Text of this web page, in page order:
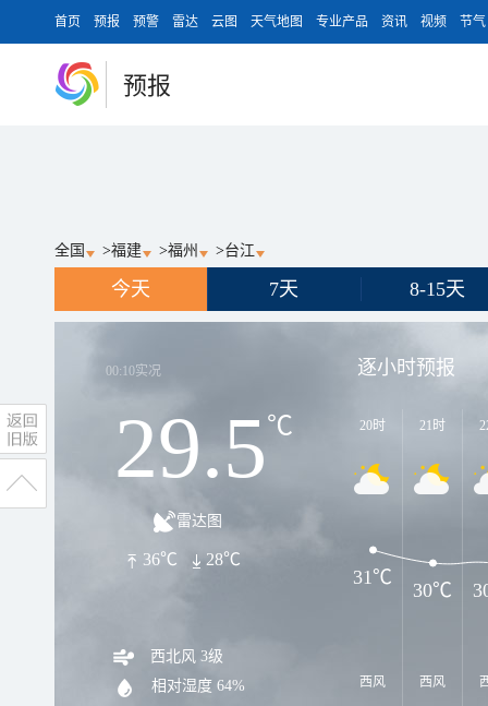
首页 预报 预警 雷达 云图 天气地图 专业产品 资讯 视频 节气
预报
全国 >福建 >福州 >台江
今天 7天 8-15天
00:10实况
29.5℃
雷达图
36℃ 28℃
西北风 3级
相对湿度 64%
逐小时预报
20时
西风
21时
西风
31℃
30℃